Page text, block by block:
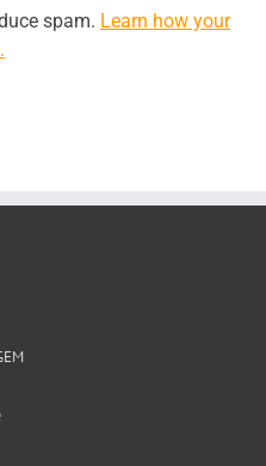
spam. Learn how your